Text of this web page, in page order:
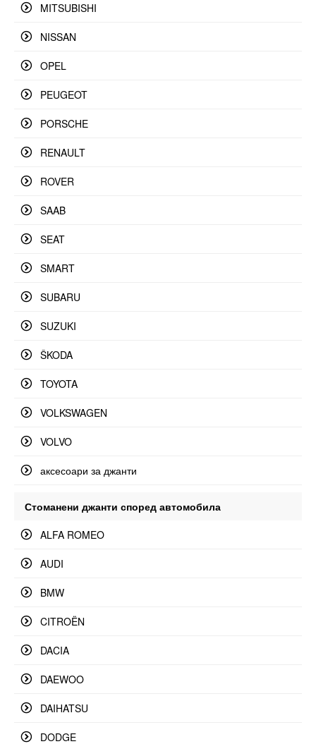
MITSUBISHI
NISSAN
OPEL
PEUGEOT
PORSCHE
RENAULT
ROVER
SAAB
SEAT
SMART
SUBARU
SUZUKI
ŠKODA
TOYOTA
VOLKSWAGEN
VOLVO
аксесоари за джанти
Стоманени джанти според автомобила
ALFA ROMEO
AUDI
BMW
CITROËN
DACIA
DAEWOO
DAIHATSU
DODGE